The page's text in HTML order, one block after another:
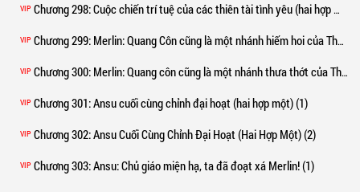
VIP Chương 298: Cuộc chiến trí tuệ của các thiên tài tình yêu (hai hợp một) (2)
VIP Chương 299: Merlin: Quang Côn cũng là một nhánh hiếm hoi của Thánh Quang (1)
VIP Chương 300: Merlin: Quang côn cũng là một nhánh thưa thớt của Thánh Quang (2)
VIP Chương 301: Ansu cuối cùng chỉnh đại hoạt (hai hợp một) (1)
VIP Chương 302: Ansu Cuối Cùng Chỉnh Đại Hoạt (Hai Hợp Một) (2)
VIP Chương 303: Ansu: Chủ giáo miện hạ, ta đã đoạt xá Merlin! (1)